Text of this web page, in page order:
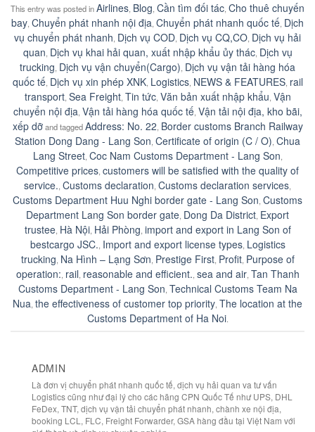
This entry was posted inAirlines, Blog, Cần tìm đối tác, Cho thuê chuyến
bay, Chuyển phát nhanh nội địa, Chuyển phát nhanh quốc tế, Dịch
vụ chuyển phát nhanh, Dịch vụ COD, Dịch vụ CQ,CO, Dịch vụ hải
quan, Dịch vụ khai hải quan, xuất nhập khẩu ủy thác, Dịch vụ
trucking, Dịch vụ vận chuyển(Cargo), Dịch vụ vận tải hàng hóa
quốc tế, Dịch vụ xin phép XNK, Logistics, NEWS & FEATURES, rail
transport, Sea Freight, Tin tức, Văn bản xuất nhập khẩu, Vận
chuyển nội địa, Vận tải hàng hóa quốc tế, Vận tải nội địa, kho bãi,
xếp dỡand taggedAddress: No. 22, Border customs Branch Railway
Station Dong Dang - Lang Son, Certificate of origin (C / O), Chua
Lang Street, Coc Nam Customs Department - Lang Son,
Competitive prices, customers will be satisfied with the quality of
service., Customs declaration, Customs declaration services,
Customs Department Huu Nghi border gate - Lang Son, Customs
Department Lang Son border gate, Dong Da District, Export
trustee, Hà Nội, Hải Phòng, import and export in Lang Son of
bestcargo JSC., Import and export license types, Logistics
trucking, Na Hình – Lạng Sơn, Prestige First, Profit, Purpose of
operation:, rail, reasonable and efficient., sea and air, Tan Thanh
Customs Department - Lang Son, Technical Customs Team Na
Nua, the effectiveness of customer top priority, The location at the
Customs Department of Ha Noi.
ADMIN
Là đơn vị chuyển phát nhanh quốc tế, dịch vụ hải quan va tư vấn
Logistics cũng như đại lý cho các hãng CPN Quốc Tế như UPS, DHL
FeDex, TNT, dịch vụ vận tải chuyển phát nhanh, chành xe nội địa,
booking LCL, FLC, Freight Forwarder, GSA hàng đầu tại Việt Nam với